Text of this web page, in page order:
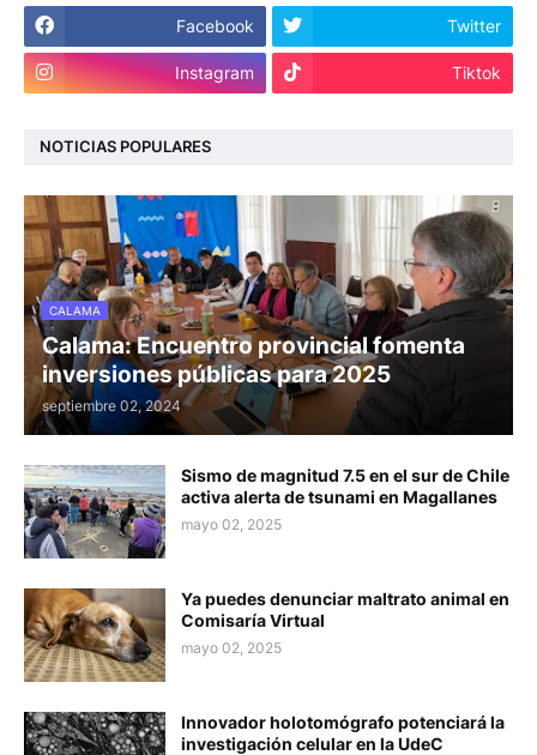
Facebook Twitter
Instagram Tiktok
NOTICIAS POPULARES
CALAMA
Calama: Encuentro provincial fomenta
inversiones públicas para 2025
septiembre 02, 2024
Sismo de magnitud 7.5 en el sur de Chile
activa alerta de tsunami en Magallanes
mayo 02, 2025
Ya puedes denunciar maltrato animal en
Comisaría Virtual
mayo 02, 2025
Innovador holotomógrafo potenciará la
investigación celular en la UdeC